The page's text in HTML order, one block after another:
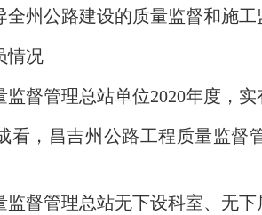
州公路建设的质量监督和施
情况
督管理总站单位2020年度，
看，昌吉州公路工程质量监
督管理总站无下设科室、无下